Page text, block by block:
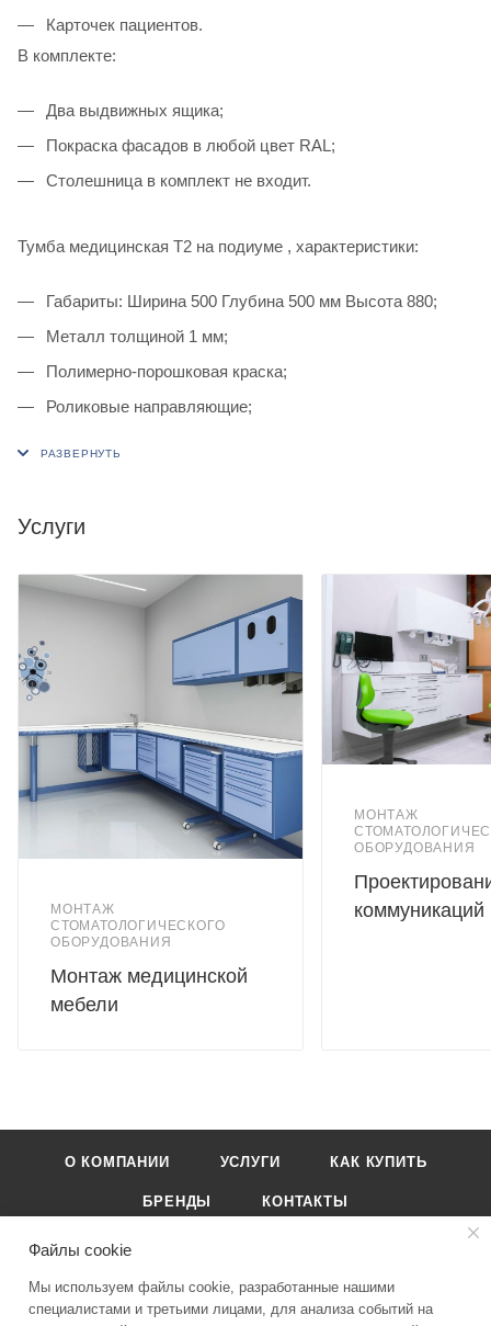
Карточек пациентов.
В комплекте:
Два выдвижных ящика;
Покраска фасадов в любой цвет RAL;
Столешница в комплект не входит.
Тумба медицинская Т2 на подиуме , характеристики:
Габариты: Ширина 500 Глубина 500 мм Высота 880;
Металл толщиной 1 мм;
Полимерно-порошковая краска;
Роликовые направляющие;
Услуги
МОНТАЖ
СТОМАТОЛОГИЧЕСКОГО
ОБОРУДОВАНИЯ
Монтаж медицинской
мебели
МОНТАЖ
ОБОРУДОВАНИЯ
коммуникаций
О КОМПАНИИ УСЛУГИ КАК КУПИТЬ
БРЕНДЫ КОНТАКТЫ
Файлы cookie
Мы используем файлы cookie, разработанные нашими
специалистами и третьими лицами, для анализа событий на